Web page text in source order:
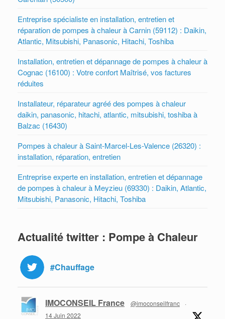
Entreprise spécialiste en installation, entretien et
réparation de pompes à chaleur à Carnin (59112) : Daikin,
Atlantic, Mitsubishi, Panasonic, Hitachi, Toshiba
Installation, entretien et dépannage de pompes à chaleur à
Cognac (16100) : Votre confort Maîtrisé, vos factures
réduites
Installateur, réparateur agréé des pompes à chaleur
daikin, panasonic, hitachi, atlantic, mitsubishi, toshiba à
Balzac (16430)
Pompes à chaleur à Saint-Marcel-Les-Valence (26320) :
installation, réparation, entretien
Entreprise experte en installation, entretien et dépannage
de pompes à chaleur à Meyzieu (69330) : Daikin, Atlantic,
Mitsubishi, Panasonic, Hitachi, Toshiba
Actualité twitter : Pompe à Chaleur
#Chauffage
IMOCONSEIL France @imoconseilfranc
·
14 Juin 2022